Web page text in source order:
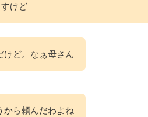
けど
けど。なぁ母さん
から頼んだわよね